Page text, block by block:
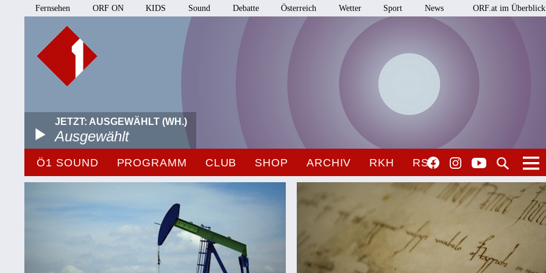
Fernsehen ORF ON KIDS Sound Debatte Österreich Wetter Sport News ORF.at im Überblick
JETZT: AUSGEWÄHLT (WH.)
Ausgewählt
Ö1 SOUND PROGRAMM CLUB SHOP ARCHIV RKH RSO